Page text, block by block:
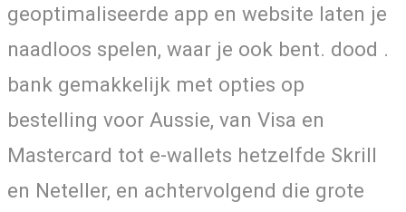
geoptimaliseerde app en website laten je
naadloos spelen, waar je ook bent. dood .
bank gemakkelijk met opties op
bestelling voor Aussie, van Visa en
Mastercard tot e-wallets hetzelfde Skrill
en Neteller, en achtervolgend die grote